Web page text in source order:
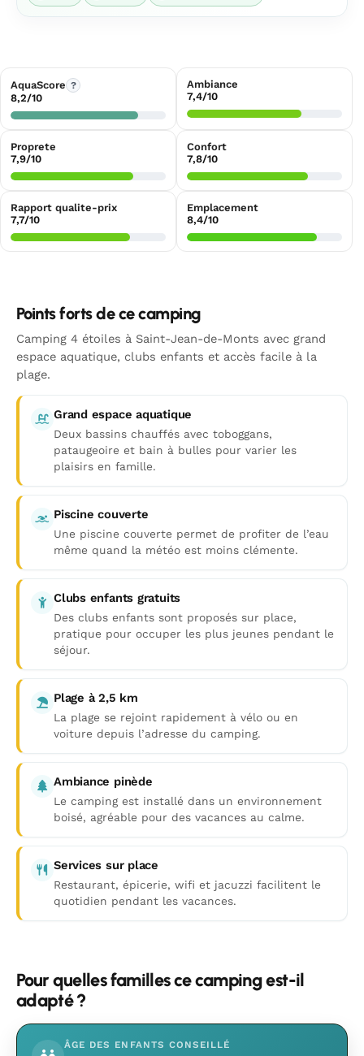
AquaScore ?
8,2/10
Ambiance
7,4/10
Proprete
7,9/10
Confort
7,8/10
Rapport qualite-prix
7,7/10
Emplacement
8,4/10
Points forts de ce camping
Camping 4 étoiles à Saint-Jean-de-Monts avec grand
espace aquatique, clubs enfants et accès facile à la
plage.
Grand espace aquatique
Deux bassins chauffés avec toboggans,
pataugeoire et bain à bulles pour varier les
plaisirs en famille.
Piscine couverte
Une piscine couverte permet de profiter de l’eau
même quand la météo est moins clémente.
Clubs enfants gratuits
Des clubs enfants sont proposés sur place,
pratique pour occuper les plus jeunes pendant le
séjour.
Plage à 2,5 km
La plage se rejoint rapidement à vélo ou en
voiture depuis l’adresse du camping.
Ambiance pinède
Le camping est installé dans un environnement
boisé, agréable pour des vacances au calme.
Services sur place
Restaurant, épicerie, wifi et jacuzzi facilitent le
quotidien pendant les vacances.
Pour quelles familles ce camping est-il
adapté ?
ÂGE DES ENFANTS CONSEILLÉ